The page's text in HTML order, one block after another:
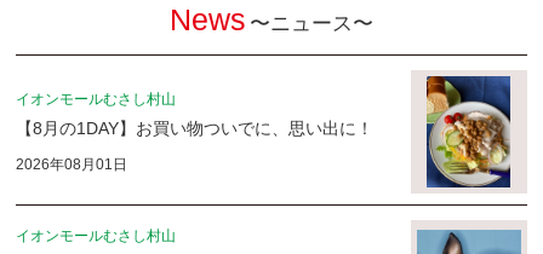
News 〜ニュース〜
イオンモールむさし村山
【8月の1DAY】お買い物ついでに、思い出に！
2026年08月01日
イオンモールむさし村山